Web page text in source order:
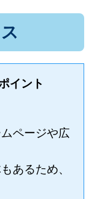
イント
ページや広
あるため、